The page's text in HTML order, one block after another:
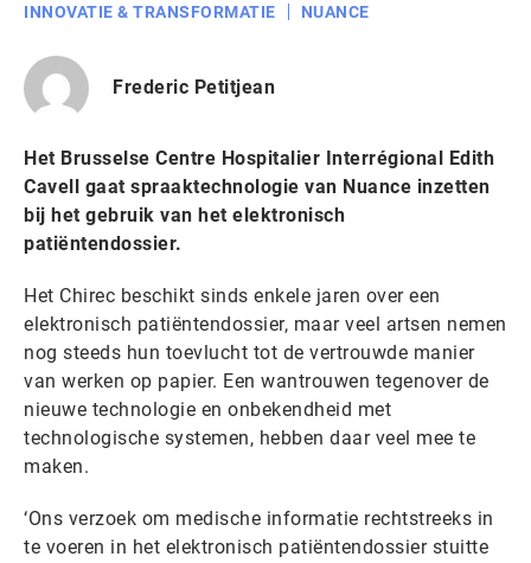
INNOVATIE & TRANSFORMATIE
NUANCE
Frederic Petitjean
Het Brusselse Centre Hospitalier Interrégional Edith
Cavell gaat spraaktechnologie van Nuance inzetten
bij het gebruik van het elektronisch
patiëntendossier.
Het Chirec beschikt sinds enkele jaren over een
elektronisch patiëntendossier, maar veel artsen nemen
nog steeds hun toevlucht tot de vertrouwde manier
van werken op papier. Een wantrouwen tegenover de
nieuwe technologie en onbekendheid met
technologische systemen, hebben daar veel mee te
maken.
‘Ons verzoek om medische informatie rechtstreeks in
te voeren in het elektronisch patiëntendossier stuitte